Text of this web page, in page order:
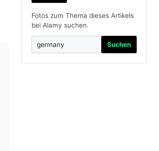
Fotos zum Thema dieses Artikels
bei Alamy suchen.
Suchen